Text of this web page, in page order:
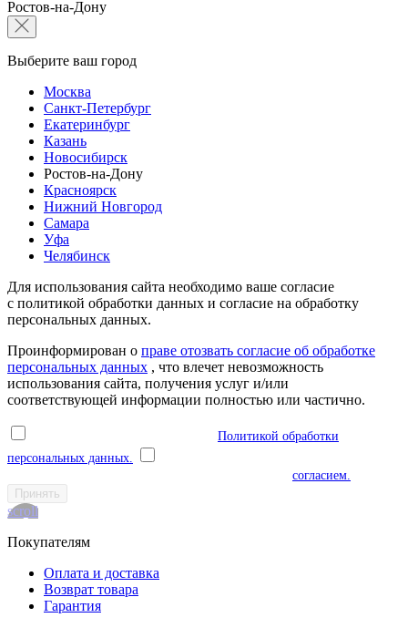
Ростов-на-Дону
Выберите ваш город
Москва
Санкт-Петербург
Екатеринбург
Казань
Новосибирск
Ростов-на-Дону
Красноярск
Нижний Новгород
Самара
Уфа
Челябинск
Для использования сайта необходимо ваше согласие
с политикой обработки данных и согласие на обработку
персональных данных.
Проинформирован о праве отозвать согласие об обработке
персональных данных , что влечет невозможность
использования сайта, получения услуг и/или
соответствующей информации полностью или частично.
Политикой обработки
персональных данных.
согласием.
Принять
scroll
Покупателям
Оплата и доставка
Возврат товара
Гарантия